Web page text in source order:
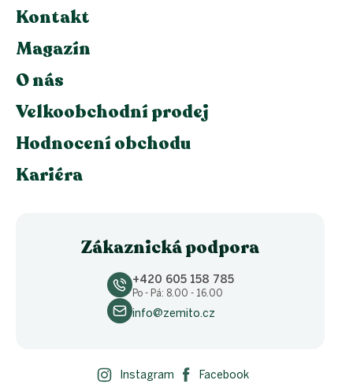
Kontakt
Magazín
O nás
Velkoobchodní prodej
Hodnocení obchodu
Kariéra
Zákaznická podpora
+420 605 158 785
Po - Pá: 8.00 - 16.00
info@zemito.cz
Instagram Facebook